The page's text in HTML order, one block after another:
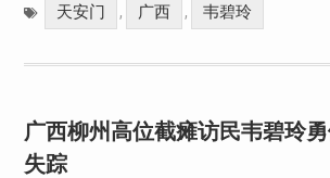
天安门 , 广西 , 韦碧玲
广西柳州高位截瘫访民韦碧玲
失踪